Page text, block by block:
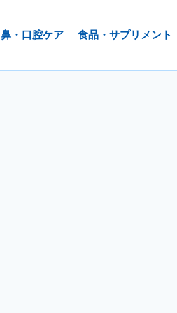
鼻・口腔ケア 食品・サプリメント